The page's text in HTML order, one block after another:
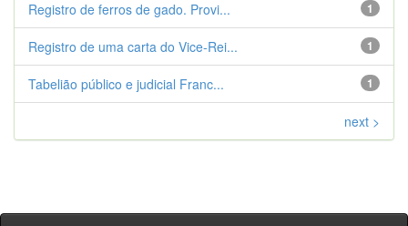
1
Registro de ferros de gado. Provi...
1
Registro de uma carta do Vice-Rei...
1
Tabelião público e judicial Franc...
next >